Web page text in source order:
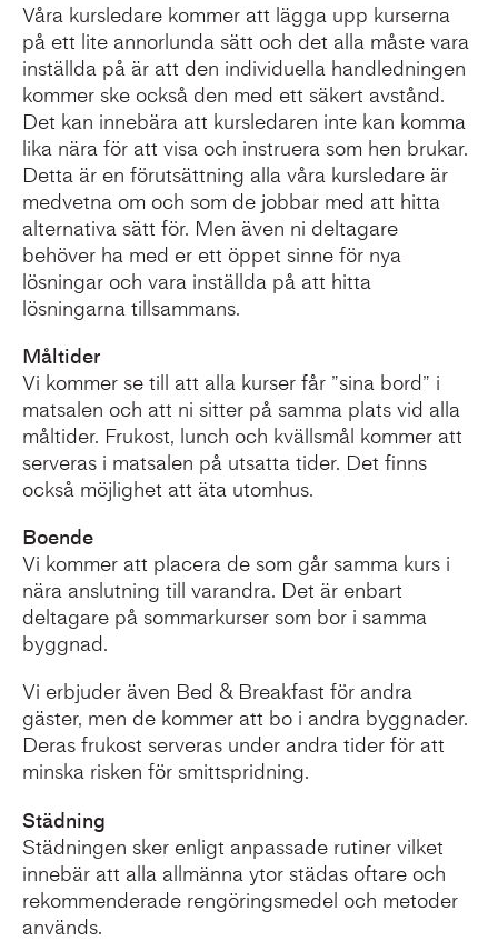
Våra kursledare kommer att lägga upp kurserna
på ett lite annorlunda sätt och det alla måste vara
inställda på är att den individuella handledningen
kommer ske också den med ett säkert avstånd.
Det kan innebära att kursledaren inte kan komma
lika nära för att visa och instruera som hen brukar.
Detta är en förutsättning alla våra kursledare är
medvetna om och som de jobbar med att hitta
alternativa sätt för. Men även ni deltagare
behöver ha med er ett öppet sinne för nya
lösningar och vara inställda på att hitta
lösningarna tillsammans.
Måltider
Vi kommer se till att alla kurser får ”sina bord” i
matsalen och att ni sitter på samma plats vid alla
måltider. Frukost, lunch och kvällsmål kommer att
serveras i matsalen på utsatta tider. Det finns
också möjlighet att äta utomhus.
Boende
Vi kommer att placera de som går samma kurs i
nära anslutning till varandra. Det är enbart
deltagare på sommarkurser som bor i samma
byggnad.
Vi erbjuder även Bed & Breakfast för andra
gäster, men de kommer att bo i andra byggnader.
Deras frukost serveras under andra tider för att
minska risken för smittspridning.
Städning
Städningen sker enligt anpassade rutiner vilket
innebär att alla allmänna ytor städas oftare och
rekommenderade rengöringsmedel och metoder
används.